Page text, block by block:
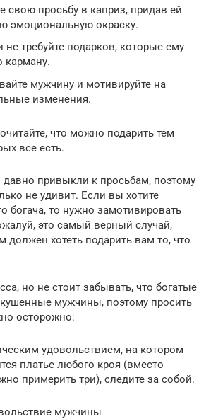
свою просьбу в каприз, придав ей
эмоциональную окраску.
не требуйте подарков, которые ему
карману.
мужчину и мотивируйте на
изменения.
что можно подарить тем
все есть.
привыкли к просьбам, поэтому
не удивит. Если вы хотите
богача, то нужно замотивировать
это самый верный случай,
должен хотеть подарить вам то, что
но не стоит забывать, что богатые
мужчины, поэтому просить
осторожно:
удовольствием, на котором
платье любого кроя (вместо
примерить три), следите за собой.
мужчины